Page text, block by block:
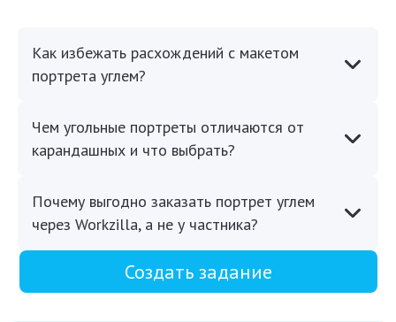
Как избежать расхождений с макетом
портрета углем?
Чем угольные портреты отличаются от
карандашных и что выбрать?
Почему выгодно заказать портрет углем
через Workzilla, а не у частника?
Создать задание